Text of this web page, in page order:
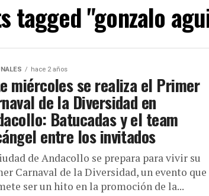
tagged "gonzalo
hace 2 años
miércoles se realiza el Primer
de la Diversidad en
Batucadas y el team
entre los invitados
de Andacollo se prepara para vivir su
Carnaval de la Diversidad, un evento que
ser un hito en la promoción de la...